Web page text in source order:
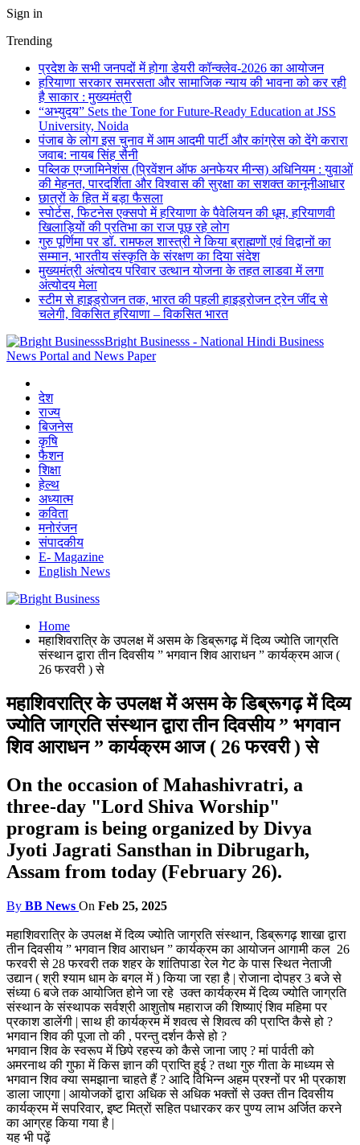
Sign in
Trending
प्रदेश के सभी जनपदों में होगा डेयरी कॉन्क्लेव-2026 का आयोजन
हरियाणा सरकार समरसता और सामाजिक न्याय की भावना को कर रही
है साकार : मुख्यमंत्री
“अभ्युदय” Sets the Tone for Future-Ready Education at JSS
University, Noida
पंजाब के लोग इस चुनाव में आम आदमी पार्टी और कांग्रेस को देंगे करारा
जवाब: नायब सिंह सैनी
पब्लिक एग्जामिनेशंस (प्रिवेंशन ऑफ अनफेयर मीन्स) अधिनियम : युवाओं
की मेहनत, पारदर्शिता और विश्वास की सुरक्षा का सशक्त कानूनीआधार
छात्रों के हित में बड़ा फैसला
स्पोर्टस, फिटनेस एक्सपो में हरियाणा के पैवेलियन की धूम, हरियाणवी
खिलाड़ियों की प्रतिभा का राज पूछ रहे लोग
गुरु पूर्णिमा पर डॉ. रामफल शास्त्री ने किया ब्राह्मणों एवं विद्वानों का
सम्मान, भारतीय संस्कृति के संरक्षण का दिया संदेश
मुख्यमंत्री अंत्योदय परिवार उत्थान योजना के तहत लाडवा में लगा
अंत्योदय मेला
स्टीम से हाइड्रोजन तक, भारत की पहली हाइड्रोजन ट्रेन जींद से
चलेगी, विकसित हरियाणा – विकसित भारत
Bright Businesss - National Hindi Business
News Portal and News Paper
देश
राज्य
बिजनेस
कृषि
फैशन
शिक्षा
हेल्थ
अध्यात्म
कविता
मनोरंजन
संपादकीय
E- Magazine
English News
Home
महाशिवरात्रि के उपलक्ष में असम के डिब्रूगढ़ में दिव्य ज्योति जाग्रति
संस्थान द्वारा तीन दिवसीय ” भगवान शिव आराधन ” कार्यक्रम आज (
26 फरवरी ) से
महाशिवरात्रि के उपलक्ष में असम के डिब्रूगढ़ में दिव्य
ज्योति जाग्रति संस्थान द्वारा तीन दिवसीय ” भगवान
शिव आराधन ” कार्यक्रम आज ( 26 फरवरी ) से
On the occasion of Mahashivratri, a
three-day "Lord Shiva Worship"
program is being organized by Divya
Jyoti Jagrati Sansthan in Dibrugarh,
Assam from today (February 26).
By BB News On Feb 25, 2025
महाशिवरात्रि के उपलक्ष में दिव्य ज्योति जाग्रति संस्थान, डिब्रूगढ़ शाखा द्वारा
तीन दिवसीय ” भगवान शिव आराधन ” कार्यक्रम का आयोजन आगामी कल 26
फरवरी से 28 फरवरी तक शहर के शांतिपाडा रेल गेट के पास स्थित नेताजी
उद्यान ( श्री श्याम धाम के बगल में ) किया जा रहा है | रोजाना दोपहर 3 बजे से
संध्या 6 बजे तक आयोजित होने जा रहे उक्त कार्यक्रम में दिव्य ज्योति जाग्रति
संस्थान के संस्थापक सर्वश्री आशुतोष महाराज की शिष्याएं शिव महिमा पर
प्रकाश डालेंगी | साथ ही कार्यक्रम में शवत्व से शिवत्व की प्राप्ति कैसे हो ?
भगवान शिव की पूजा तो की , परन्तु दर्शन कैसे हो ?
भगवान शिव के स्वरूप में छिपे रहस्य को कैसे जाना जाए ? मां पार्वती को
अमरनाथ की गुफा में किस ज्ञान की प्राप्ति हुई ? तथा गुरु गीता के माध्यम से
भगवान शिव क्या समझाना चाहते हैं ? आदि विभिन्न अहम प्रश्नों पर भी प्रकाश
डाला जाएगा | आयोजकों द्वारा अधिक से अधिक भक्तों से उक्त तीन दिवसीय
कार्यक्रम में सपरिवार, इष्ट मित्रों सहित पधारकर कर पुण्य लाभ अर्जित करने
का आग्रह किया गया है |
यह भी पढ़ें